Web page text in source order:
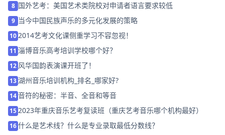
8 国外艺考：美国艺术类院校对申请者语言要求较低
9 当今中国民族声乐的多元化发展的策略
102014艺考文化课侧重学习不容忽视！
11 淄博音乐高考培训学校哪个好？
12 风华国韵表演课开班了！
13湖州音乐培训机构_排名_哪家好?
14音符的秘密：半音、全音和等音
152023年重庆音乐艺考复读班（重庆艺考音乐哪个机构最好）
16什么是艺术线？什么是专业录取最低分数线？